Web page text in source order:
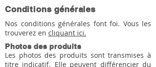
Conditions générales
Nos conditions générales font foi. Vous les
trouverez en cliquant ici.
Photos des produits
Les photos des produits sont transmises à
titre indicatif. Elle peuvent différencier du